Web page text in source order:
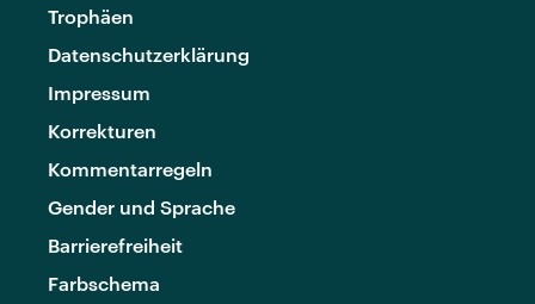
Trophäen
Datenschutzerklärung
Impressum
Korrekturen
Kommentarregeln
Gender und Sprache
Barrierefreiheit
Farbschema